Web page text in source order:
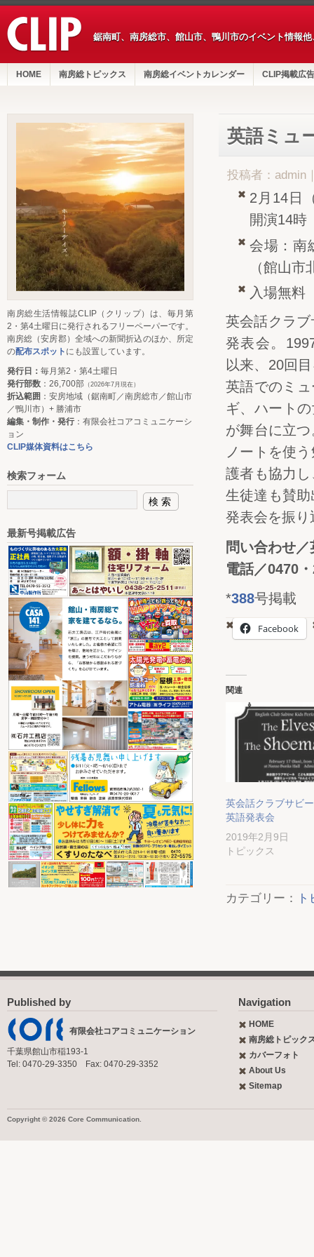
鋸南町、南房総市、館山市、鴨川市のイベント情報
HOME 南房総トピックス 南房総イベントカレンダー CLIP掲載広告
英語ミュ
投稿者：admin
2月14日
開演14時
会場：南
（館山市
入場無料
英会話クラ
発表会。
以来、20回
英語でのミ
ギ、ハート
が舞台に立
ノートを使
護者も協力
生徒達も賛
発表会を振
問い合わせ
電話／0470
*388号掲載
Facebook
関連
英会話クラブサビ
英語発表会
2019年2月9日
トピックス
カテゴリー：
南房総生活情報誌CLIP（クリップ）は、毎月第
2・第4土曜日に発行されるフリーペーパーです。
南房総（安房郡）全域への新聞折込のほか、所定
の配布スポット にも設置しています。
発行日： 毎月第2・第4土曜日
発行部数 ：26,700部 （2026年7月現在）
折込範囲 ：安房地域（鋸南町／南房総市／館山市
／鴨川市）+ 勝浦市
編集・制作・発行：有限会社コアコミュニケーシ
ョン
CLIP媒体資料はこちら
検索フォーム
最新号掲載広告
Published by
有限会社コアコミュニケーション
千葉県館山市稲193-1
Tel: 0470-29-3350 Fax: 0470-29-3352
Navigation
HOME
南房総トピック
カバーフォト
About Us
Sitemap
Copyright © 2026 Core Communication.